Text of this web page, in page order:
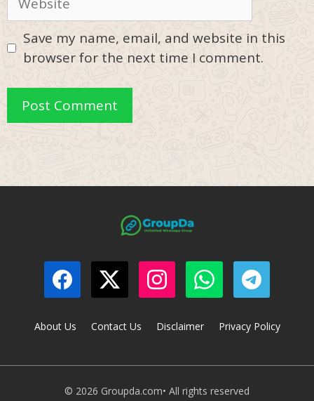
Save my name, email, and website in this
browser for the next time I comment.
About Us Contact Us Disclaimer Privacy Policy
© 2026 Groupda.com• All rights reserved